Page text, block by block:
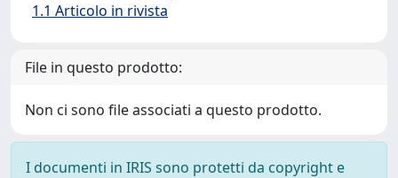
1.1 Articolo in rivista
File in questo prodotto:
Non ci sono file associati a questo prodotto.
I documenti in IRIS sono protetti da copyright e